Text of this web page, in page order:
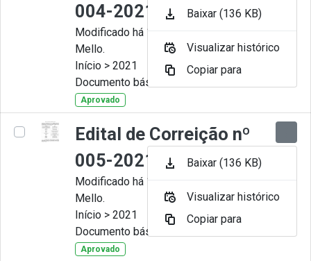
004-2021
Modificado há 11 Meses por Artur
Mello.
Início > 2021
Documento básico
Aprovado
Edital de Correição nº
005-2021
Modificado há 11 Meses por Artur
Mello.
Início > 2021
Documento básico
Aprovado
Baixar (136 KB)
Visualizar histórico
Copiar para
Baixar (136 KB)
Visualizar histórico
Copiar para